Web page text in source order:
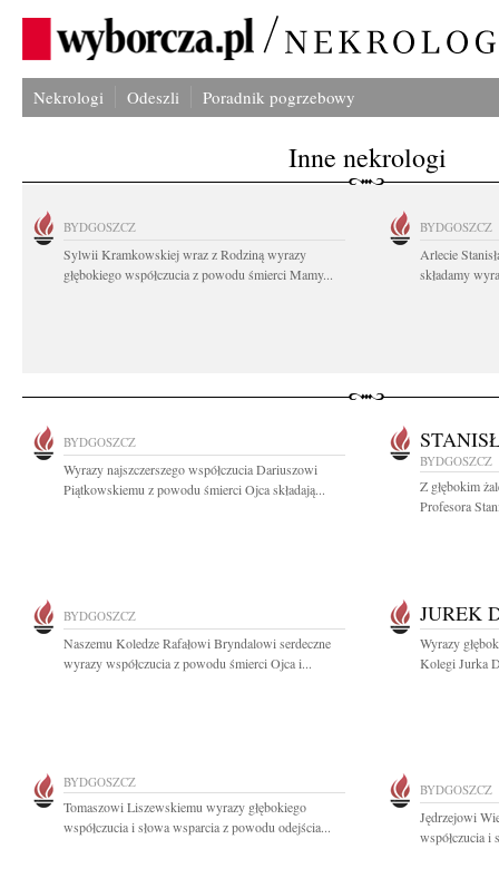
Nekrologi Odeszli Poradnik pogrzebowy
Inne nekrologi
BYDGOSZCZ
Sylwii Kramkowskiej wraz z Rodziną wyrazy
głębokiego współczucia z powodu śmierci Mamy...
BYDGOSZCZ
Arlecie
składamy
BYDGOSZCZ
Wyrazy najszczerszego współczucia Dariuszowi
Piątkowskiemu z powodu śmierci Ojca składają...
BYDGOSZCZ
Z głębokim
Profesora
BYDGOSZCZ
Naszemu Koledze Rafałowi Bryndalowi serdeczne
wyrazy współczucia z powodu śmierci Ojca i...
JUREK
Wyrazy
Kolegi Jurka
BYDGOSZCZ
Tomaszowi Liszewskiemu wyrazy głębokiego
współczucia i słowa wsparcia z powodu odejścia...
BYDGOSZCZ
Jędrzejowi
współczucia i